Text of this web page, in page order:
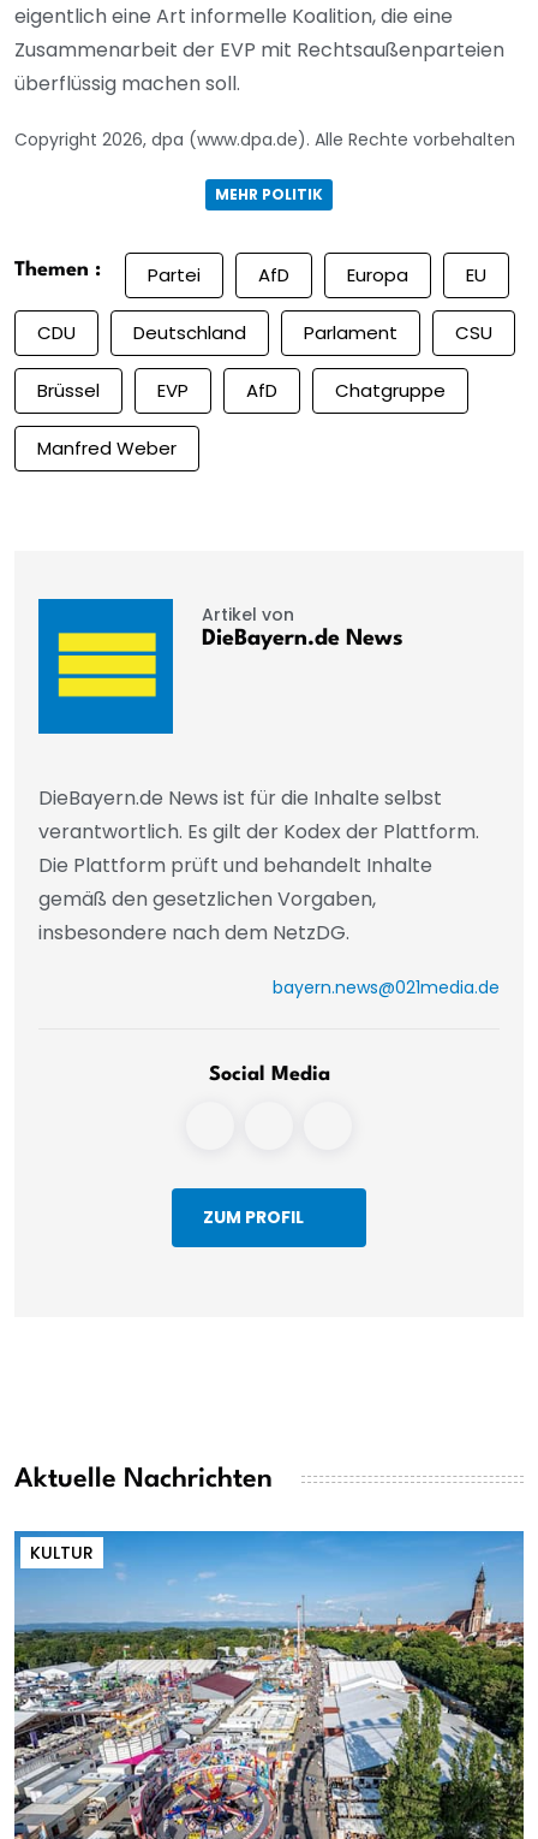
eigentlich eine Art informelle Koalition, die eine
Zusammenarbeit der EVP mit Rechtsaußenparteien
überflüssig machen soll.
Copyright 2026, dpa (www.dpa.de). Alle Rechte vorbehalten
MEHR POLITIK
Themen : Partei AfD Europa EU
CDU Deutschland Parlament CSU
Brüssel EVP AfD Chatgruppe
Manfred Weber
Artikel von
DieBayern.de News
DieBayern.de News ist für die Inhalte selbst
verantwortlich. Es gilt der Kodex der Plattform.
Die Plattform prüft und behandelt Inhalte
gemäß den gesetzlichen Vorgaben,
insbesondere nach dem NetzDG.
bayern.news@021media.de
Social Media
ZUM PROFIL
Aktuelle Nachrichten
KULTUR